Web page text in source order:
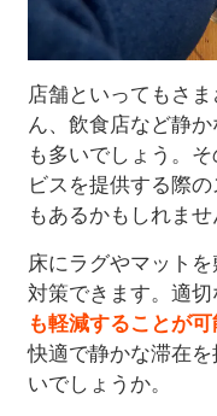
店舗といってもさ
ん、飲食店など静
も多いでしょう。
ビスを提供する際
もあるかもしれませ
床にラグやマット
対策できます。適
も軽減することが
快適で静かな滞在
いでしょうか。